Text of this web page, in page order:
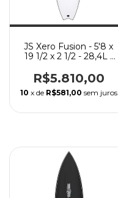
JS Xero Fusion - 5'8 x
19 1/2 x 2 1/2 - 28,4L -
R$5.810,00
10 x de R$581,00 sem juros